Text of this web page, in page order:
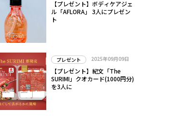
【プレゼント】ボディケアジェ
ル「AFLORA」 3人にプレゼン
ト
プレゼント 2025年09月09日
【プレゼント】紀文「The
SURIMI」クオカード(1000円分)
を3人に